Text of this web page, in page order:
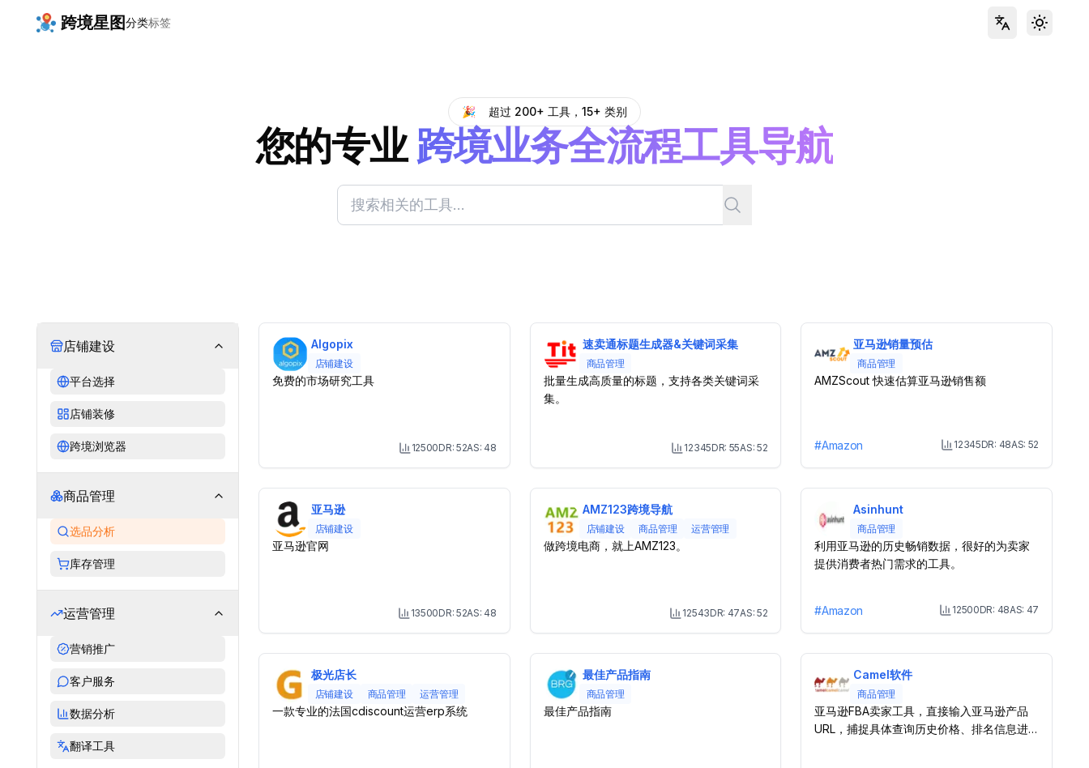
跨境星图分类标签 Toggle
🎉 超过 200+ 工具，15+ 类别
您的专业 跨境业务全流程工具导航
店铺建设
平台选择
店铺装修
跨境浏览器
商品管理
选品分析
库存管理
运营管理
营销推广
客户服务
数据分析
翻译工具
Algopix
店铺建设
免费的市场研究工具
Month Visit
12500DR: 52AS: 48
速卖通标题生成器&关键词采集
商品管理
批量生成高质量的标题，支持各类关键词采
集。
Month Visit
12345DR: 55AS: 52
亚马逊销量预估
商品管理
AMZScout 快速估算亚马逊销售额
#Amazon Month Visit
12345DR: 48AS: 52
亚马逊
店铺建设
亚马逊官网
Month Visit
13500DR: 52AS: 48
AMZ123跨境导航
店铺建设 商品管理 运营管理
做跨境电商，就上AMZ123。
Month Visit
12543DR: 47AS: 52
Asinhunt
商品管理
利用亚马逊的历史畅销数据，很好的为卖家
提供消费者热门需求的工具。
#Amazon Month Visit
12500DR: 48AS: 47
极光店长
店铺建设 商品管理 运营管理
一款专业的法国cdiscount运营erp系统
最佳产品指南
商品管理
最佳产品指南
Camel软件
商品管理
亚马逊FBA卖家工具，直接输入亚马逊产品
URL，捕捉具体查询历史价格、排名信息进